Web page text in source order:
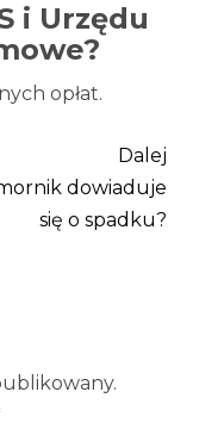
i Urzędu
opłat.
Dalej
dowiaduje
się o spadku?